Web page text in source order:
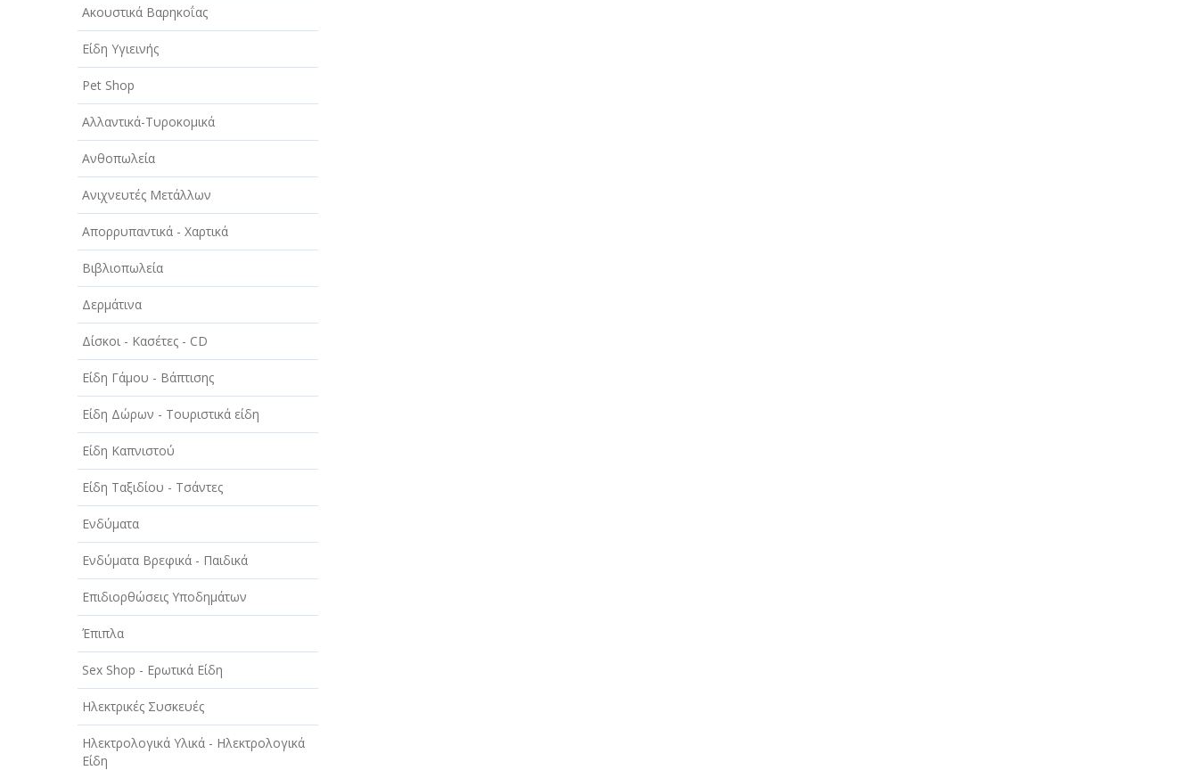
ΔΙΑΣΚΕΔΑΣΗ - ΨΥΧΑΓΩΓΙΑ - ΤΕΧΝΕΣ
ΔΙΑΦΗΜΙΣΗ - ΜΜΕ
ΕΚΚΛΗΣΙΕΣ - ΦΙΛΑΝΘΡΩΠΙΚΑ
ΣΩΜΑΤΕΙΑ
ΕΚΠΑΙΔΕΥΣΗ - ΣΧΟΛΕΣ
ΕΜΠΟΡΙΟ - ΕΜΠΟΡΙΚΑ
ΚΑΤΑΣΤΗΜΑΤΑ
ΕΡΓΟΣΤΑΣΙΑ - ΒΙΟΜΗΧΑΝΙΕΣ
ΞΕΝΟΔΟΧΕΙΑ - ΤΟΥΡΙΣΜΟΣ
ΟΜΟΡΦΙΑ
ΠΑΡΟΧΗ ΥΠΗΡΕΣΙΩΝ
ΤΕΧΝΙΚΑ - ΚΑΤΑΣΚΕΥΑΣΤΙΚΑ
ΤΕΧΝΟΛΟΓΙΑ
ΥΓΕΙΑ - ΙΑΤΡΟΙ
ΦΑΓΗΤΟ
Ακουστικά Βαρηκοΐας
Είδη Υγιεινής
Pet Shop
Αλλαντικά-Τυροκομικά
Ανθοπωλεία
Ανιχνευτές Μετάλλων
Απορρυπαντικά - Χαρτικά
Βιβλιοπωλεία
Δερμάτινα
Δίσκοι - Κασέτες - CD
Είδη Γάμου - Βάπτισης
Είδη Δώρων - Τουριστικά είδη
Είδη Καπνιστού
Είδη Ταξιδίου - Τσάντες
Ενδύματα
Ενδύματα Βρεφικά - Παιδικά
Επιδιορθώσεις Υποδημάτων
Έπιπλα
Sex Shop - Ερωτικά Είδη
Ηλεκτρικές Συσκευές
Ηλεκτρολογικά Υλικά - Ηλεκτρολογικά
Είδη